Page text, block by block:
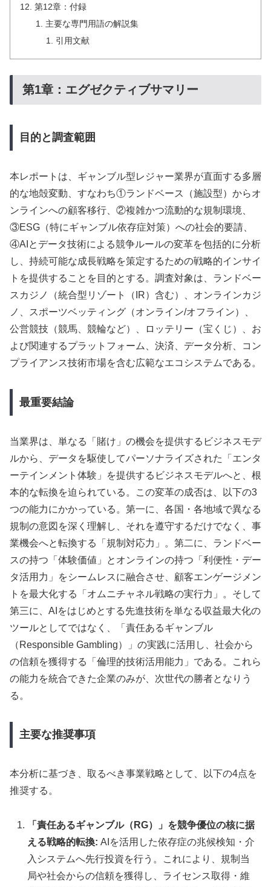
第12章：付録
主要な専門用語の解説集
引用文献
第1章：エグゼクティブサマリー
目的と調査範囲
本レポートは、ギャンブル型レジャー業界が直面する多層
的な地殻変動、すなわち①ランドベース（施設型）からオ
ンラインへの顧客移行、②複雑かつ流動的な規制環境、
③ESG（特にギャンブル依存症対策）への社会的要請、
④AIとデータ技術による競争ルールの変革を包括的に分析
し、持続可能な成長戦略を策定するための戦略的インサイ
トを提供することを目的とする。調査対象は、ランドベー
スカジノ（統合型リゾート（IR）含む）、オンラインカジ
ノ、スポーツベッティング（オンライン/オフライン）、
公営競技（競馬、競輪など）、ロッテリー（宝くじ）、お
よび関連するプラットフォーム、決済、データ分析、コン
プライアンス技術市場を含む広範なエコシステムである。
最重要結論
当業界は、単なる「賭け」の機会を提供するビジネスモデ
ルから、データを駆使してパーソナライズされた「エンタ
ーテインメント体験」を提供するビジネスモデルへと、根
本的な転換を迫られている。この変革の成否は、以下の3
つの能力にかかっている。第一に、各国・各地域で異なる
規制の意図を深く理解し、それを遵守するだけでなく、事
業機会へと転換する「規制対応力」。第二に、ランドベー
スの持つ「体験価値」とオンラインの持つ「利便性・デー
タ活用力」をシームレスに融合させ、顧客エンゲージメン
トを最大化する「オムニチャネル戦略の実行力」。そして
第三に、AIをはじめとする先進技術を単なる収益最大化の
ツールとしてではなく、「責任あるギャンブル
（Responsible Gambling）」の実践に活用し、社会から
の信頼を獲得する「倫理的技術活用能力」である。これら
の能力を統合できた企業のみが、次世代の勝者となりう
る。
主要な推奨事項
本分析に基づき、取るべき事業戦略として、以下の4点を
推奨する。
「責任あるギャンブル（RG）」を競争優位の核に据
える戦略的転換: AIを活用した依存症の兆候検知・介
入システムへ先行投資を行う。これにより、規制当
局や社会からの信頼を獲得し、ライセンス取得・維